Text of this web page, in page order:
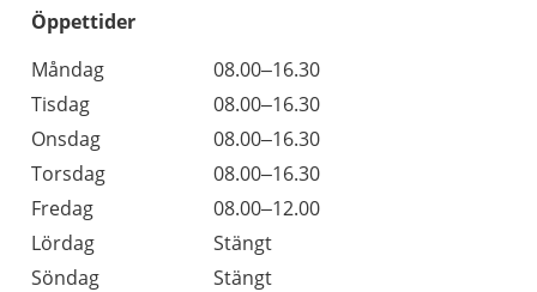
Öppettider
Dag
Öppettider
Kommentarer
Måndag
08.00–16.30
Tisdag
08.00–16.30
Onsdag
08.00–16.30
Torsdag
08.00–16.30
Fredag
08.00–12.00
Lördag
Stängt
Söndag
Stängt